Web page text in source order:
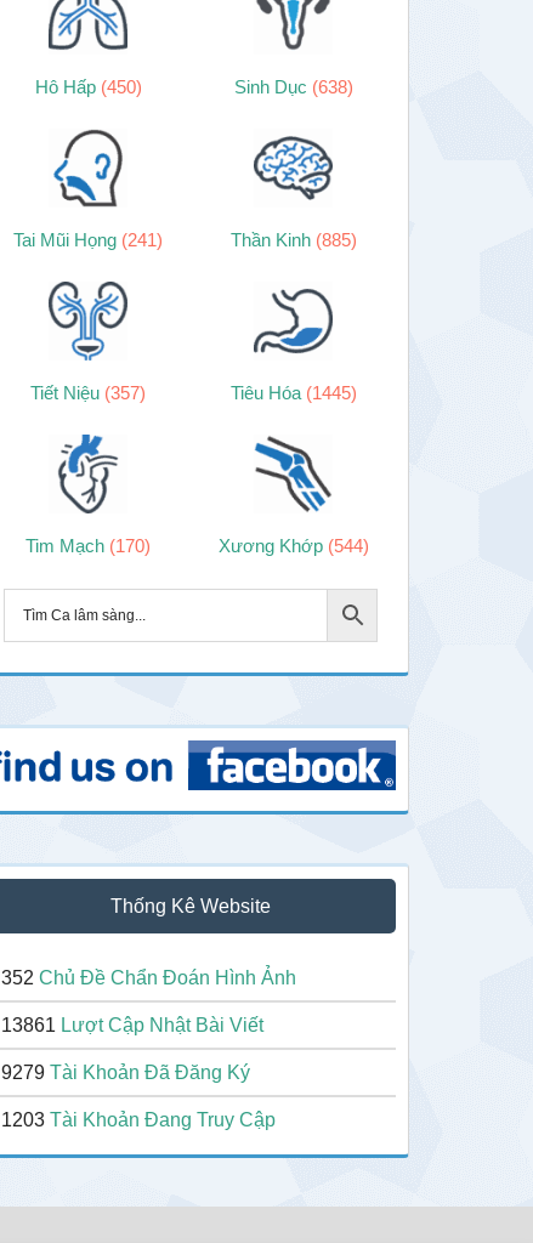
Hô Hấp (450) Sinh Dục (638)
Tai Mũi Họng (241) Thần Kinh (885)
Tiết Niệu (357) Tiêu Hóa (1445)
Tim Mạch (170) Xương Khớp (544)
Thống Kê Website
352 Chủ Đề Chẩn Đoán Hình Ảnh
13861 Lượt Cập Nhật Bài Viết
9279 Tài Khoản Đã Đăng Ký
1203 Tài Khoản Đang Truy Cập